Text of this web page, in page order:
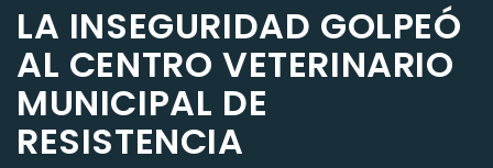
LA INSEGURIDAD GOLPEÓ
AL CENTRO VETERINARIO
MUNICIPAL DE
RESISTENCIA